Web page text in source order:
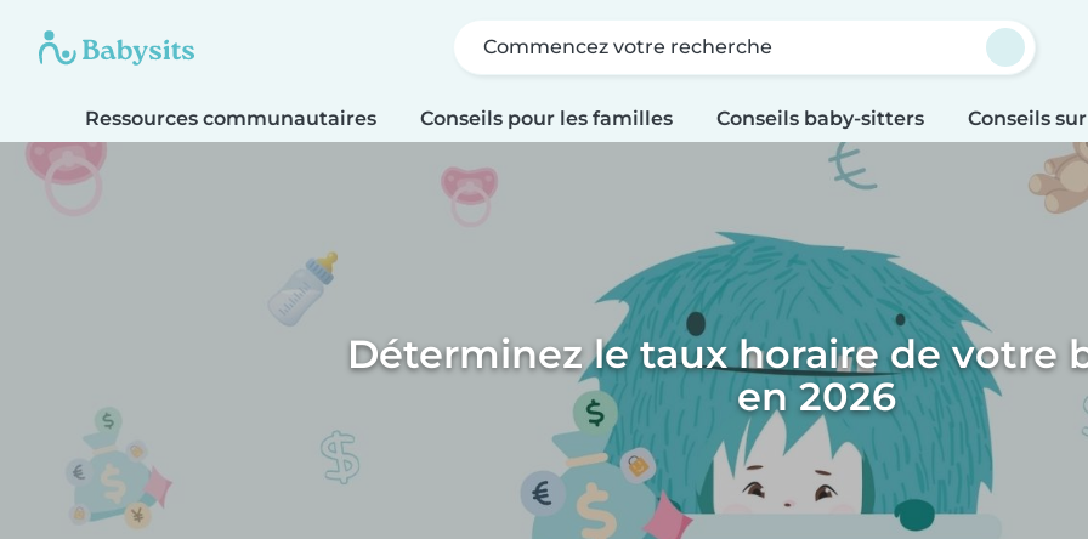
Commencez votre recherche
Ressources communautaires Conseils pour les familles Conseils baby-sitters Conseils
Déterminez le taux horaire de votre
en 2026